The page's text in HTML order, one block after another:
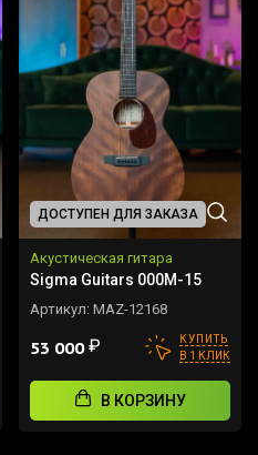
ДОСТУПЕН ДЛЯ ЗАКАЗА
Акустическая гитара
Sigma Guitars 000M-15
Артикул: MAZ-12168
53 000₽
КУПИТЬ
В 1 КЛИК
В КОРЗИНУ